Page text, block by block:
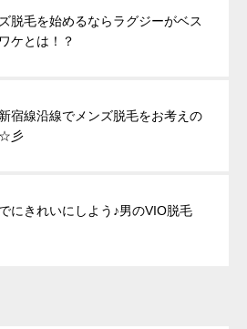
脱毛を始めるならラグジーがベス
ケとは！？
宿線沿線でメンズ脱毛をお考えの
彡
にきれいにしよう♪男のVIO脱毛